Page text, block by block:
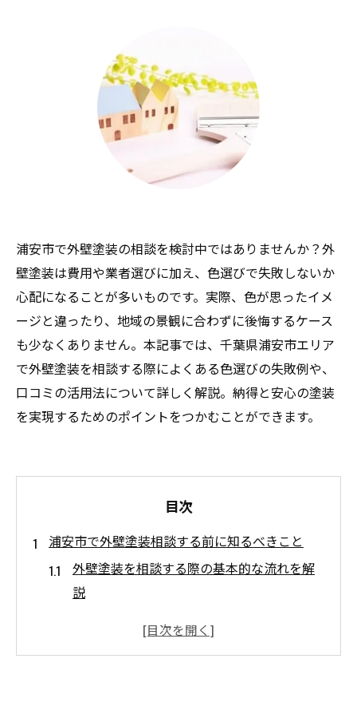
浦安市で外壁塗装の相談を検討中ではありませんか？外
壁塗装は費用や業者選びに加え、色選びで失敗しないか
心配になることが多いものです。実際、色が思ったイメ
ージと違ったり、地域の景観に合わずに後悔するケース
も少なくありません。本記事では、千葉県浦安市エリア
で外壁塗装を相談する際によくある色選びの失敗例や、
口コミの活用法について詳しく解説。納得と安心の塗装
を実現するためのポイントをつかむことができます。
目次
浦安市で外壁塗装相談する前に知るべきこと
外壁塗装を相談する際の基本的な流れを解
説
外壁塗装の相談前に押さえておく重要ポイ